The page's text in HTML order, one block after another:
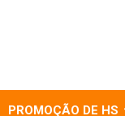
PROMOÇÃO DE HS